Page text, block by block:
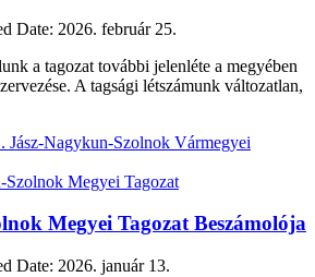
Date: 2026. február 25.
a tagozat további jelenléte a megyében
A tagsági létszámunk változatlan,
Jász-Nagykun-Szolnok Vármegyei
Szolnok Megyei Tagozat
Megyei Tagozat Beszámolója
Date: 2026. január 13.